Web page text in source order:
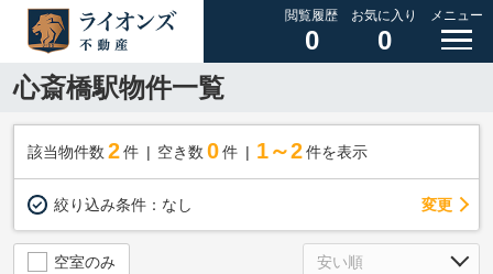
閲覧履歴
0
お気に入り
0
メニュー
心斎橋駅物件一覧
該当物件数 2件 空き数 0 件 1～2 件を表示
絞り込み条件： なし 変更
空室のみ